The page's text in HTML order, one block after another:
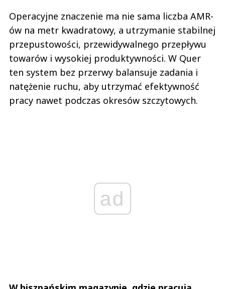
Operacyjne znaczenie ma nie sama liczba AMR-
ów na metr kwadratowy, a utrzymanie stabilnej
przepustowości, przewidywalnego przepływu
towarów i wysokiej produktywności. W Quer
ten system bez przerwy balansuje zadania i
natężenie ruchu, aby utrzymać efektywność
pracy nawet podczas okresów szczytowych.
ad